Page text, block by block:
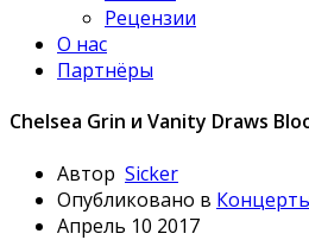
Рецензии
О нас
Партнёры
Chelsea Grin и Vanity Draws
Автор Sicker
Опубликовано в
Апрель 10 2017